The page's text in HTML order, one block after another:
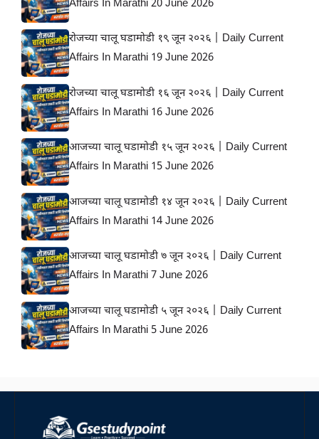
Affairs In Marathi 20 June 2026
रोजच्या चालू घडामोडी १९ जून २०२६ | Daily Current
Affairs In Marathi 19 June 2026
रोजच्या चालू घडामोडी १६ जून २०२६ | Daily Current
Affairs In Marathi 16 June 2026
आजच्या चालू घडामोडी १५ जून २०२६ | Daily Current
Affairs In Marathi 15 June 2026
आजच्या चालू घडामोडी १४ जून २०२६ | Daily Current
Affairs In Marathi 14 June 2026
आजच्या चालू घडामोडी ७ जून २०२६ | Daily Current
Affairs In Marathi 7 June 2026
आजच्या चालू घडामोडी ५ जून २०२६ | Daily Current
Affairs In Marathi 5 June 2026